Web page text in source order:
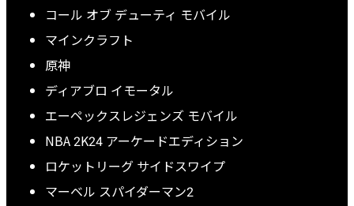
コール オブ デューティ モバイル
マインクラフト
原神
ディアブロ イモータル
エーペックスレジェンズ モバイル
NBA 2K24 アーケードエディション
ロケットリーグ サイドスワイプ
マーベル スパイダーマン2